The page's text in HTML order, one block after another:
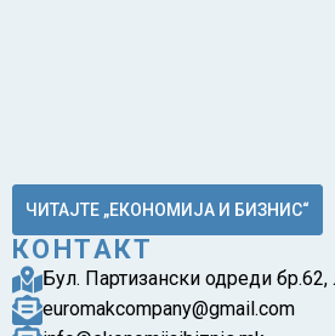
ЧИТАЈТЕ „ЕКОНОМИЈА И БИЗНИС“
КОНТАКТ
Бул. Партизански одреди
euromakcompany@gmail.com